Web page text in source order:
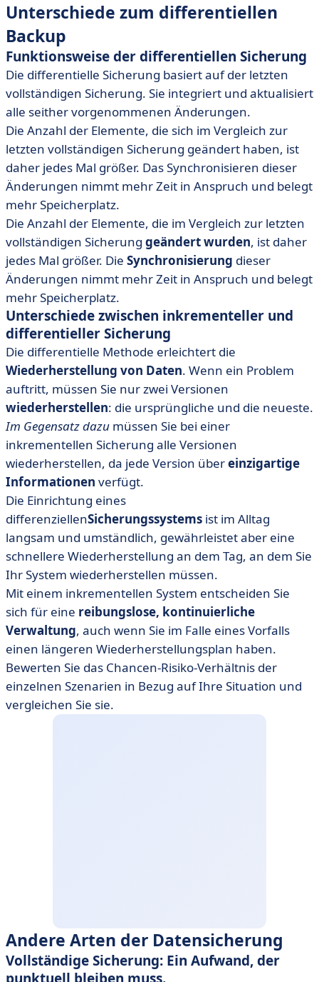
Unterschiede zum differentiellen
Backup
Funktionsweise der differentiellen Sicherung
Die differentielle Sicherung basiert auf der letzten
vollständigen Sicherung. Sie integriert und aktualisiert
alle seither vorgenommenen Änderungen.
Die Anzahl der Elemente, die sich im Vergleich zur
letzten vollständigen Sicherung geändert haben, ist
daher jedes Mal größer. Das Synchronisieren dieser
Änderungen nimmt mehr Zeit in Anspruch und belegt
mehr Speicherplatz.
Die Anzahl der Elemente, die im Vergleich zur letzten
vollständigen Sicherung geändert wurden, ist daher
jedes Mal größer. Die Synchronisierung dieser
Änderungen nimmt mehr Zeit in Anspruch und belegt
mehr Speicherplatz.
Unterschiede zwischen inkrementeller und
differentieller Sicherung
Die differentielle Methode erleichtert die
Wiederherstellung von Daten. Wenn ein Problem
auftritt, müssen Sie nur zwei Versionen
wiederherstellen: die ursprüngliche und die neueste.
Im Gegensatz dazu müssen Sie bei einer
inkrementellen Sicherung alle Versionen
wiederherstellen, da jede Version übereinzigartige
Informationen verfügt.
Die Einrichtung eines
differenziellenSicherungssystems ist im Alltag
langsam und umständlich, gewährleistet aber eine
schnellere Wiederherstellung an dem Tag, an dem Sie
Ihr System wiederherstellen müssen.
Mit einem inkrementellen System entscheiden Sie
sich für eine reibungslose, kontinuierliche
Verwaltung, auch wenn Sie im Falle eines Vorfalls
einen längeren Wiederherstellungsplan haben.
Bewerten Sie das Chancen-Risiko-Verhältnis der
einzelnen Szenarien in Bezug auf Ihre Situation und
vergleichen Sie sie.
Andere Arten der Datensicherung
Vollständige Sicherung: Ein Aufwand, der